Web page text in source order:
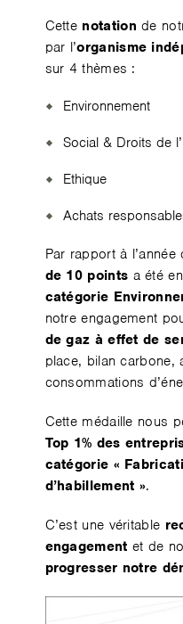
Cette notation de
par l’organisme
sur 4 thèmes :
Environnement
Social & Droits de
Ethique
Achats
Par rapport à l’année
de 10 points a été
catégorie
notre engagement
de gaz à effet de
place, bilan carbone,
consommations
Cette médaille nous
Top 1% des
catégorie «
d’habillement ».
C’est une véritable
engagement et de
progresser notre